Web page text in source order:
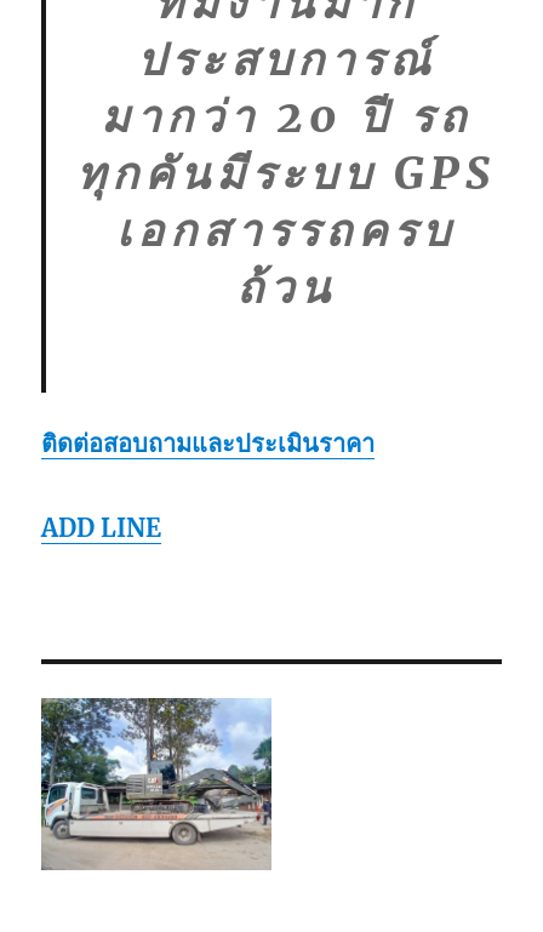
ประสบการณ์
มากว่า 20 ปี รถ
ทุกคันมีระบบ GPS
เอกสารรถครบ
ถ้วน
ติดต่อสอบถามและประเมินราคา
ADD LINE